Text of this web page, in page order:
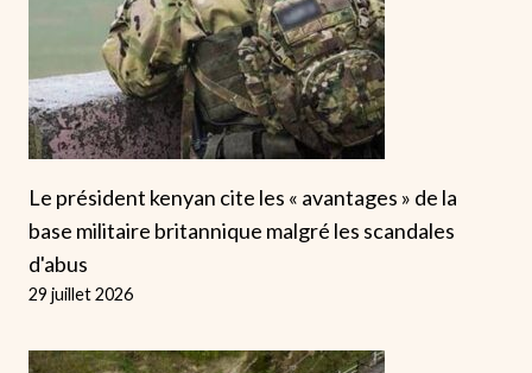
Le président kenyan cite les « avantages » de la
base militaire britannique malgré les scandales
d'abus
29 juillet 2026